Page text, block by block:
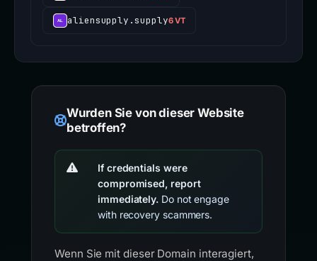
aliensupply.supply6 VT
Wurden Sie von dieser Website
betroffen?
If credentials were
compromised, report
immediately. Do not engage
with recovery scammers.
Wenn Sie mit dieser Domain interagiert,